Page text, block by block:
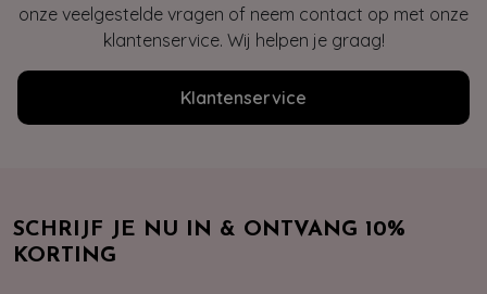
onze veelgestelde vragen of neem contact op met onze
klantenservice. Wij helpen je graag!
Klantenservice
SCHRIJF JE NU IN & ONTVANG 10%
KORTING